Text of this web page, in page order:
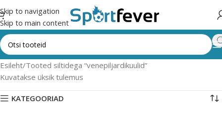
Skip to navigation
Skip to main content
Esileht Tooted siltidega “venepiljardikuulid”
Kuvatakse üksik tulemus
KATEGOORIAD